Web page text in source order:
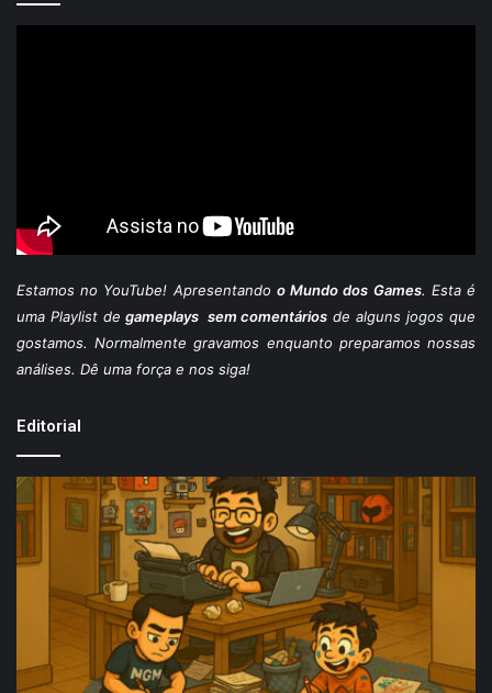
Estamosno YouTube! Apresentando o Mundo dos Games. Esta é
uma Playlist de gameplays sem comentários de alguns jogos que
gostamos. Normalmente gravamos enquanto preparamos nossas
análises. Dê uma força e nos siga!
Editorial